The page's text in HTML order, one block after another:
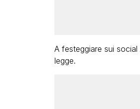
A festeggiare sui
legge.